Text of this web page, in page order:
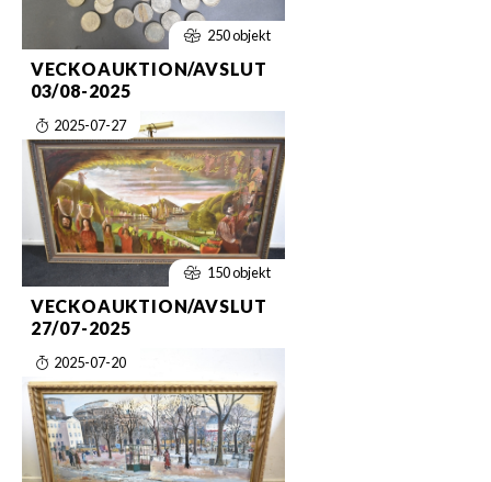
250 objekt
VECKOAUKTION/AVSLUT
03/08-2025
2025-07-27
150 objekt
VECKOAUKTION/AVSLUT
27/07-2025
2025-07-20